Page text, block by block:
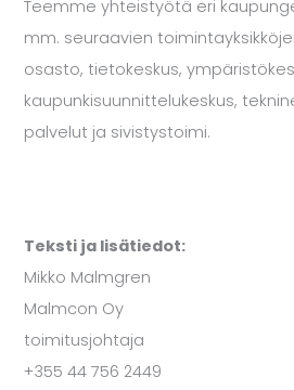
Teemme yhteistyötä eri
mm. seuraavien
osasto, tietokeskus,
kaupunkisuunnittelukeskus,
palvelut ja sivistystoimi.
Teksti ja lisätiedot:
Mikko Malmgren
Malmcon Oy
toimitusjohtaja
+355 44 756 2449